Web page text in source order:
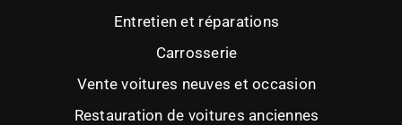
Entretien et réparations
Carrosserie
Vente voitures neuves et occasion
Restauration de voitures anciennes